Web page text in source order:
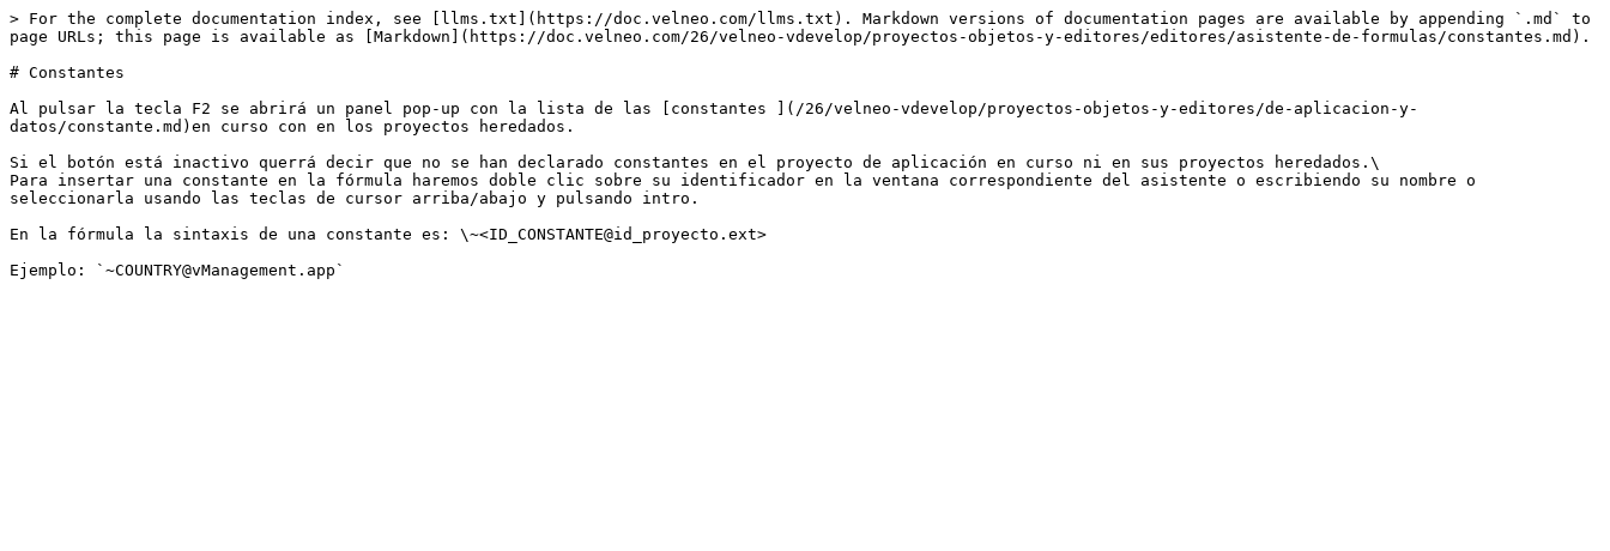
> For the complete documentation index, see [llms.txt](https://doc.velneo.com/llms.txt). Markdown versions of documentation pages are available by appending `.md` to
page URLs; this page is available as [Markdown](https://doc.velneo.com/26/velneo-vdevelop/proyectos-objetos-y-editores/editores/asistente-de-formulas/constantes.md).
# Constantes
Al pulsar la tecla F2 se abrirá un panel pop-up con la lista de las [constantes ](/26/velneo-vdevelop/proyectos-objetos-y-editores/de-aplicacion-y-
datos/constante.md)en curso con en los proyectos heredados.
Si el botón está inactivo querrá decir que no se han declarado constantes en el proyecto de aplicación en curso ni en sus proyectos heredados.\
Para insertar una constante en la fórmula haremos doble clic sobre su identificador en la ventana correspondiente del asistente o escribiendo su nombre o
seleccionarla usando las teclas de cursor arriba/abajo y pulsando intro.
En la fórmula la sintaxis de una constante es: \~<ID_CONSTANTE@id_proyecto.ext>